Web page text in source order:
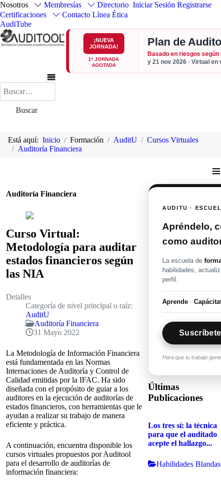
Nosotros Membresías
Directorio
Certificaciones
Contacto Línea Ética
AudiTube
Iniciar Sesión Registrarse
¡NUEVA
JORNADA!
1ª JORNADA
AGOTADA
Plan de
Basado en riesgos según
y 21 nov 2026 · Virtual en
Buscar
Buscar
Está aquí: Inicio Formación AuditU
Cursos Virtuales
Auditoría Financiera
≡
Auditoría Financiera
Curso Virtual:
Metodología para auditar
estados financieros según
las NIA
Detalles
Categoría de nivel principal o raíz:
AuditU
Auditoría Financiera
31 Mayo 2022
La Metodología de Información Financiera
está fundamentada en las Normas
Internaciones de Auditoría y Control de
Calidad emitidas por la IFAC. Ha sido
diseñada con el propósito de guiar a los
auditores en la ejecución de auditorías de
estados financieros, con herramientas que le
ayudan a realizar su trabajo de manera
eficiente y práctica.
A continuación, encuentra disponible los
cursos virtuales propuestos por Auditool
para el desarrollo de auditorías de
información financiera:
AUDITU ·
Apréndelo,
como
La escuela de
habilidades,
perfil.
Aprende ·
Para que tu trabajo
Últimas
Publicaciones
Los tres sí: la técnica
para que el auditado
acepte el hallazgo...
Habilidades Blandas